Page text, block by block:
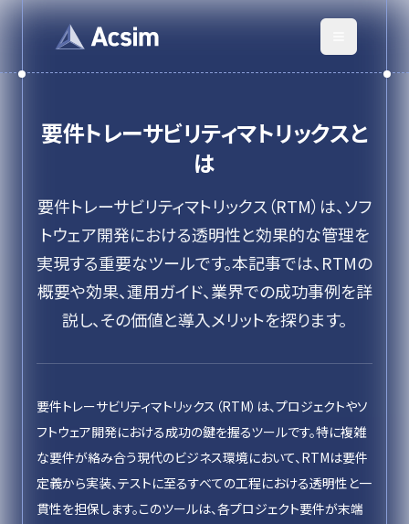
要件トレーサビリティマトリックスと
は
要件トレーサビリティマトリックス（RTM）は、ソフ
トウェア開発における透明性と効果的な管理を
実現する重要なツールです。本記事では、RTMの
概要や効果、運用ガイド、業界での成功事例を詳
説し、その価値と導入メリットを探ります。
要件トレーサビリティマトリックス（RTM）は、プロジェクトやソ
フトウェア開発における成功の鍵を握るツールです。特に複雑
な要件が絡み合う現代のビジネス環境において、RTMは要件
定義から実装、テストに至るすべての工程における透明性と一
貫性を担保します。このツールは、各プロジェクト要件が末端